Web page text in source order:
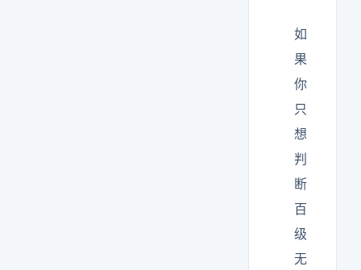
如
果
你
只
想
判
断
百
级
无